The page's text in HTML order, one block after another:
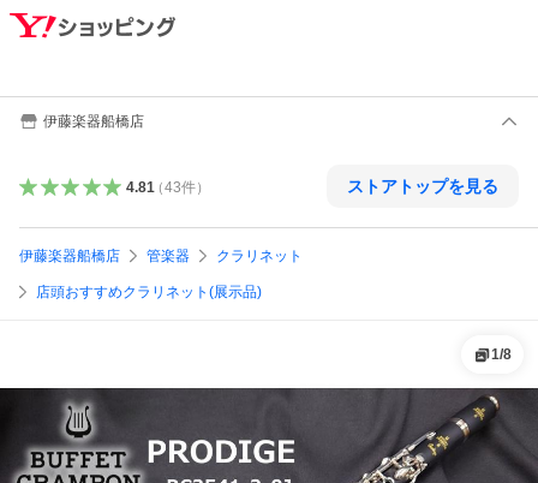
伊藤楽器船橋店
4.81（43件） ストアトップを見る
伊藤楽器船橋店 管楽器 クラリネット
店頭おすすめクラリネット(展示品)
1/8